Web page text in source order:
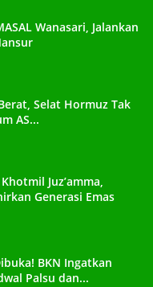
Wanasari, Jalankan
Selat Hormuz Tak
AS...
Juz’amma,
Generasi Emas
BKN Ingatkan
Palsu dan...